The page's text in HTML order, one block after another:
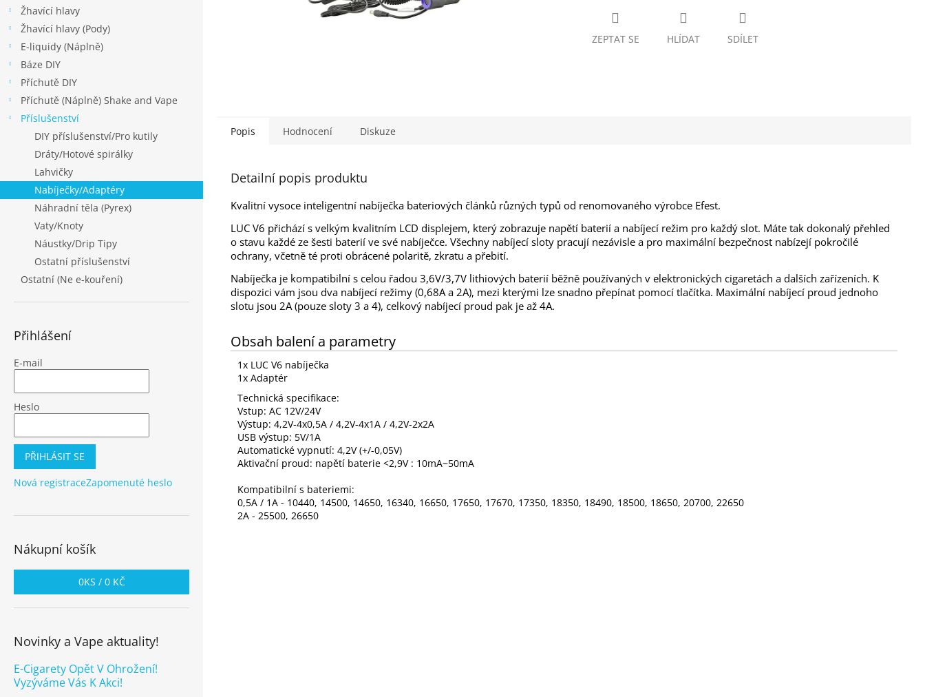
Žhavící hlavy
Žhavící hlavy (Pody)
E-liquidy (Náplně)
Báze DIY
Příchutě DIY
Příchutě (Náplně) Shake and Vape
Příslušenství
DIY příslušenství/Pro kutily
Dráty/Hotové spirálky
Lahvičky
Nabíječky/Adaptéry
Náhradní těla (Pyrex)
Vaty/Knoty
Náustky/Drip Tipy
Ostatní příslušenství
Ostatní (Ne e-kouření)
Přihlášení
E-mail
Heslo
PŘIHLÁSIT SE
Nová registraceZapomenuté heslo
Nákupní košík
0KS / 0 KČ
Novinky a Vape aktuality!
E-Cigarety Opět V Ohrožení!
Vyzýváme Vás K Akci!
ZEPTAT SE HLÍDAT SDÍLET
Popis Hodnocení Diskuze
Detailní popis produktu
Kvalitní vysoce inteligentní nabíječka bateriových článků různých typů od renomovaného výrobce Efest.
LUC V6 přichází s velkým kvalitním LCD displejem, který zobrazuje napětí baterií a nabíjecí režim pro každý slot. Máte tak dokonalý přehled
o stavu každé ze šesti baterií ve své nabíječce. Všechny nabíjecí sloty pracují nezávisle a pro maximální bezpečnost nabízejí pokročilé
ochrany, včetně té proti obrácené polaritě, zkratu a přebití.
Nabíječka je kompatibilní s celou řadou 3,6V/3,7V lithiových baterií běžně používaných v elektronických cigaretách a dalších zařízeních. K
dispozici vám jsou dva nabíjecí režimy (0,68A a 2A), mezi kterými lze snadno přepínat pomocí tlačítka. Maximální nabíjecí proud jednoho
slotu jsou 2A (pouze sloty 3 a 4), celkový nabíjecí proud pak je až 4A.
Obsah balení a parametry
1x LUC V6 nabíječka
1x Adaptér
Technická specifikace:
Vstup: AC 12V/24V
Výstup: 4,2V-4x0,5A / 4,2V-4x1A / 4,2V-2x2A
USB výstup: 5V/1A
Automatické vypnutí: 4,2V (+/-0,05V)
Aktivační proud: napětí baterie <2,9V : 10mA~50mA
Kompatibilní s bateriemi:
0,5A / 1A - 10440, 14500, 14650, 16340, 16650, 17650, 17670, 17350, 18350, 18490, 18500, 18650, 20700, 22650
2A - 25500, 26650